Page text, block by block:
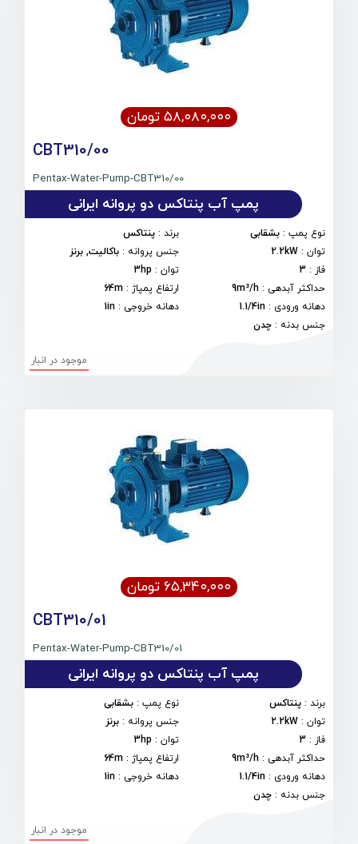
۵۸,۰۸۰,۰۰۰ تومان
CBT310/00
Pentax-Water-Pump-CBT310/00
پمپ آب پنتاکس دو پروانه ایرانی
نوع پمپ : بشقابی برند: پنتاکس
توان :
2.2kW جنس پروانه : باکالیت, برنز
فاز :
3 توان:
3hp
حداکثر آبدهی :
9m³/h ارتفاع پمپاژ :
64m
دهانه ورودی :
1.1/4in دهانه خروجی :
1in
جنس بدنه : چدن
موجود در انبار
۶۵,۳۴۰,۰۰۰ تومان
CBT310/01
Pentax-Water-Pump-CBT310/01
پمپ آب پنتاکس دو پروانه ایرانی
برند : پنتاکس نوع پمپ: بشقابی
توان :
2.2kW جنس پروانه : برنز
فاز :
3 توان:
3hp
حداکثر آبدهی :
9m³/h ارتفاع پمپاژ :
64m
دهانه ورودی :
1.1/4in دهانه خروجی :
1in
جنس بدنه : چدن
موجود در انبار